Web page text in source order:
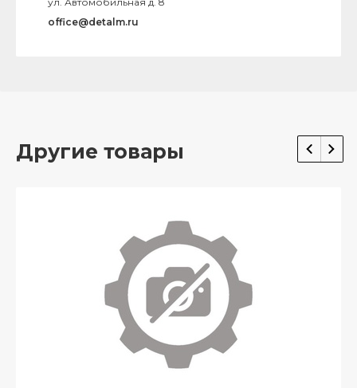
office@detalm.ru
Другие товары